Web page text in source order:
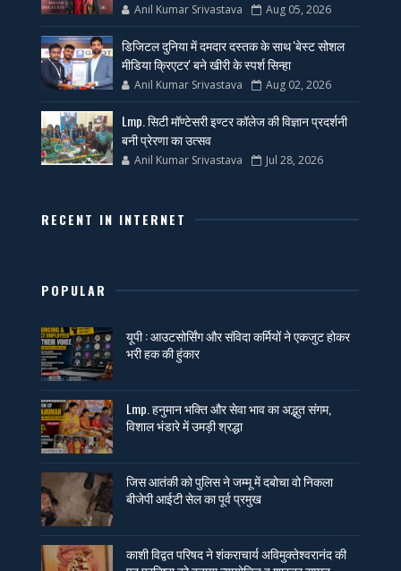
Anil Kumar Srivastava Aug 05, 2026
डिजिटल दुनिया में दमदार दस्तक के साथ 'बेस्ट सोशल
मीडिया क्रिएटर' बने खीरी के स्पर्श सिन्हा
Anil Kumar Srivastava Aug 02, 2026
Lmp. सिटी मॉण्टेसरी इण्टर कॉलेज की विज्ञान प्रदर्शनी
बनी प्रेरणा का उत्सव
Anil Kumar Srivastava Jul 28, 2026
RECENT IN INTERNET
POPULAR
यूपी : आउटसोर्सिंग और संविदा कर्मियों ने एकजुट होकर
भरी हक की हुंकार
Lmp. हनुमान भक्ति और सेवा भाव का अद्भुत संगम,
विशाल भंडारे में उमड़ी श्रद्धा
जिस आतंकी को पुलिस ने जम्मू में दबोचा वो निकला
बीजेपी आईटी सेल का पूर्व प्रमुख
काशी विद्वत परिषद ने शंकराचार्य अविमुक्तेश्वरानंद की